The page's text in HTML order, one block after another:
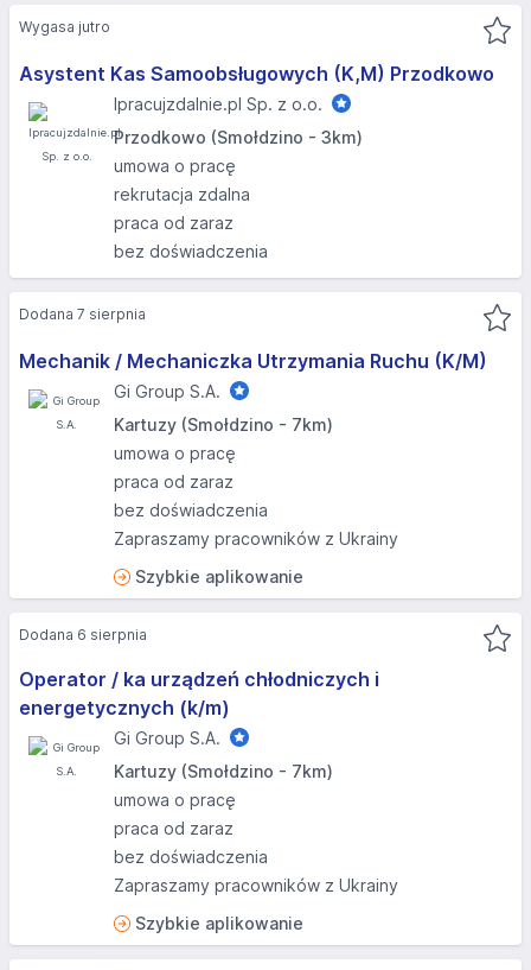
Asystent Kas Samoobsługowych (K,M) Przodkowo
Ipracujzdalnie.pl Sp. z o.o.
Przodkowo (Smołdzino - 3km)
umowa o pracę
rekrutacja zdalna
praca od zaraz
bez doświadczenia
Wygasa jutro
Mechanik / Mechaniczka Utrzymania Ruchu (K/M)
Gi Group S.A.
Kartuzy (Smołdzino - 7km)
umowa o pracę
praca od zaraz
bez doświadczenia
Zapraszamy pracowników z Ukrainy
Szybkie aplikowanie
Dodana 7 sierpnia
Operator / ka urządzeń chłodniczych i
energetycznych (k/m)
Gi Group S.A.
Kartuzy (Smołdzino - 7km)
umowa o pracę
praca od zaraz
bez doświadczenia
Zapraszamy pracowników z Ukrainy
Szybkie aplikowanie
Dodana 6 sierpnia